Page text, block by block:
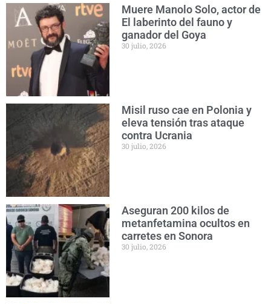
Muere Manolo Solo, actor de
El laberinto del fauno y
ganador del Goya
30 julio, 2026
Misil ruso cae en Polonia y
eleva tensión tras ataque
contra Ucrania
30 julio, 2026
Aseguran 200 kilos de
metanfetamina ocultos en
carretes en Sonora
30 julio, 2026